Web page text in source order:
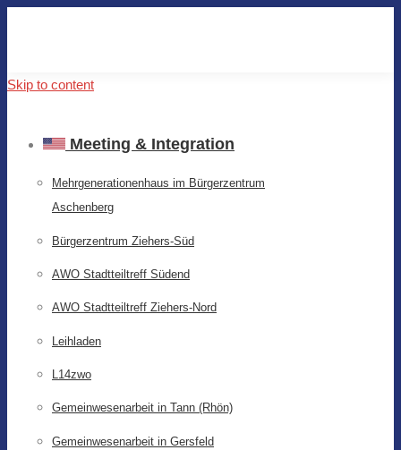
Skip to content
Meeting & Integration
Mehrgenerationenhaus im Bürgerzentrum
Aschenberg
Bürgerzentrum Ziehers-Süd
AWO Stadtteiltreff Südend
AWO Stadtteiltreff Ziehers-Nord
Leihladen
L14zwo
Gemeinwesenarbeit in Tann (Rhön)
Gemeinwesenarbeit in Gersfeld